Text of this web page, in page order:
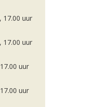
17.00 uur
17.00 uur
uur
uur